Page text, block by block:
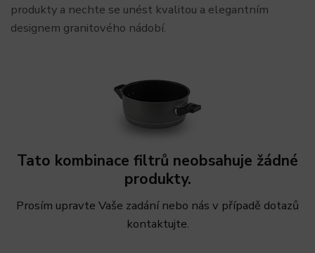
produkty a nechte se unést kvalitou a elegantním
designem granitového nádobí.
Tato kombinace filtrů neobsahuje žádné
produkty.
Prosím upravte Vaše zadání nebo nás v případě dotazů
kontaktujte.